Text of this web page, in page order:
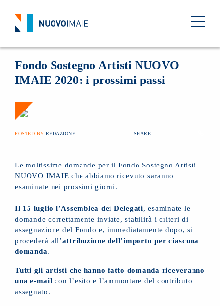
Fondo Sostegno Artisti NUOVO
IMAIE 2020: i prossimi passi
POSTED BY REDAZIONE SHARE
Le moltissime domande per il Fondo Sostegno Artisti
NUOVO IMAIE che abbiamo ricevuto saranno
esaminate nei prossimi giorni.
Il 15 luglio l’Assemblea dei Delegati, esaminate le
domande correttamente inviate, stabilirà i criteri di
assegnazione del Fondo e, immediatamente dopo, si
procederà all’attribuzione dell’importo per ciascuna
domanda.
Tutti gli artisti che hanno fatto domanda riceveranno
una e-mail con l’esito e l’ammontare del contributo
assegnato.